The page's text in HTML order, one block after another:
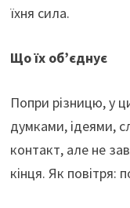
їхня сила.
Що їх об’єднує
Попри різницю, у
думками, ідеями,
контакт, але не
кінця. Як повітря: